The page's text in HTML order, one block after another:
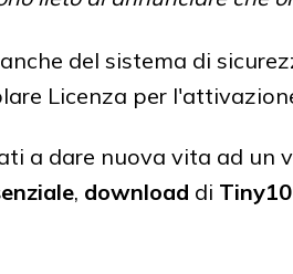
del sistema di
Licenza per
a dare nuova vita ad un
, download di Tiny10